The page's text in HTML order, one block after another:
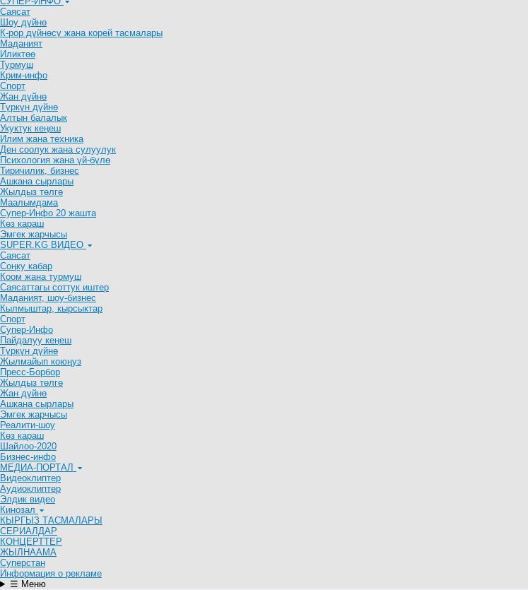
Саясат
Шоу дүйнө
К-рор дүйнөсү жана корей тасмалары
Маданият
Иликтөө
Турмуш
Крим-инфо
Спорт
Жан дүйнө
Түркүн дүйнө
Алтын балалык
Укуктук кеӊеш
Илим жана техника
Ден соолук жана сулуулук
Психология жана үй-бүлө
Тиричилик, бизнес
Ашкана сырлары
Жылдыз төлгө
Маалымдама
Супер-Инфо 20 жашта
Көз караш
Эмгек жарчысы
SUPER.KG ВИДЕО
Саясат
Cоңку кабар
Коом жана турмуш
Саясаттагы соттук иштер
Маданият, шоу-бизнес
Кылмыштар, кырсыктар
Спорт
Супер-Инфо
Пайдалуу кеңеш
Түркүн дүйнө
Жылмайып коюңуз
Пресс-Борбор
Жылдыз төлгө
Жан дүйнө
Ашкана сырлары
Эмгек жарчысы
Реалити-шоу
Көз караш
Шайлоо-2020
Бизнес-инфо
МЕДИА-ПОРТАЛ
Видеоклиптер
Аудиоклиптер
Элдик видео
Кинозал
КЫРГЫЗ ТАСМАЛАРЫ
СЕРИАЛДАР
КОНЦЕРТТЕР
ЖЫЛНААМА
Суперстан
Информация о рекламе
☰ Меню